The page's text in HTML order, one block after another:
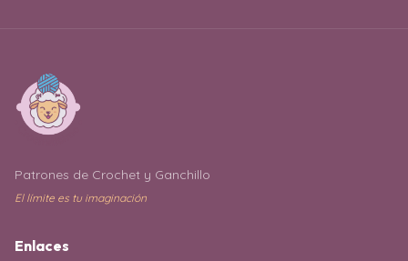
Patrones de Crochet y Ganchillo
El límite es tu imaginación
Enlaces